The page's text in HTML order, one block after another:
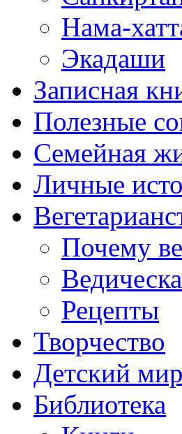
Нама-
Экадаши
Записная
Полезные
Семейная
Личные
Почему
Рецепты
Творчество
Детский мир
Библиотека